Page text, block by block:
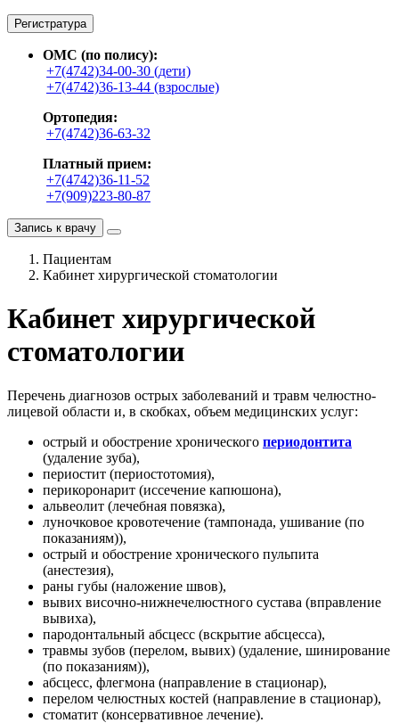
Регистратура
ОМС (по полису):
+7(4742)34-00-30 (дети)
+7(4742)36-13-44 (взрослые)
Ортопедия:
+7(4742)36-63-32
Платный прием:
+7(4742)36-11-52
+7(909)223-80-87
Запись к врачу
Пациентам
Кабинет хирургической стоматологии
Кабинет хирургической
стоматологии
Перечень диагнозов острых заболеваний и травм челюстно-
лицевой области и, в скобках, объем медицинских услуг:
острый и обострение хронического периодонтита
(удаление зуба),
периостит (периостотомия),
перикоронарит (иссечение капюшона),
альвеолит (лечебная повязка),
луночковое кровотечение (тампонада, ушивание (по
показаниям)),
острый и обострение хронического пульпита
(анестезия),
раны губы (наложение швов),
вывих височно-нижнечелюстного сустава (вправление
вывиха),
пародонтальный абсцесс (вскрытие абсцесса),
травмы зубов (перелом, вывих) (удаление, шинирование
(по показаниям)),
абсцесс, флегмона (направление в стационар),
перелом челюстных костей (направление в стационар),
стоматит (консервативное лечение).